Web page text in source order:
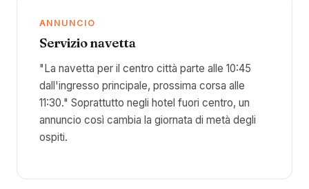
ANNUNCIO
Servizio navetta
"La navetta per il centro città parte alle 10:45
dall'ingresso principale, prossima corsa alle
11:30." Soprattutto negli hotel fuori centro, un
annuncio così cambia la giornata di metà degli
ospiti.